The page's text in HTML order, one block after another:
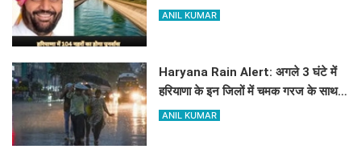
होगा पुनर्वास
ANIL KUMAR
Haryana Rain Alert: अगले 3 घंटे में
हरियाणा के इन जिलों में चमक गरज के साथ
होगी बारिश, देखिए ताजा अलर्ट
ANIL KUMAR